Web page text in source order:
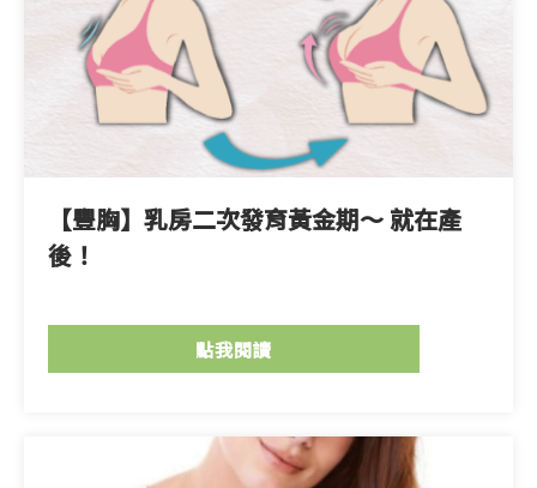
【豐胸】乳房二次發育黃金期～ 就在產
後！
點我閱讀